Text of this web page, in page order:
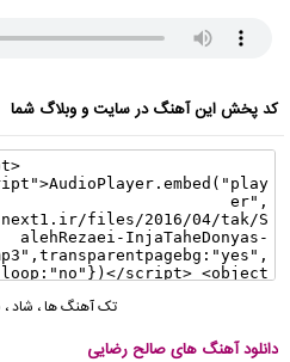
کد پخش این آهنگ در سایت و وبلاگ شما
تک آهنگ ها، شاد،
دانلود آهنگ های صالح رضایی